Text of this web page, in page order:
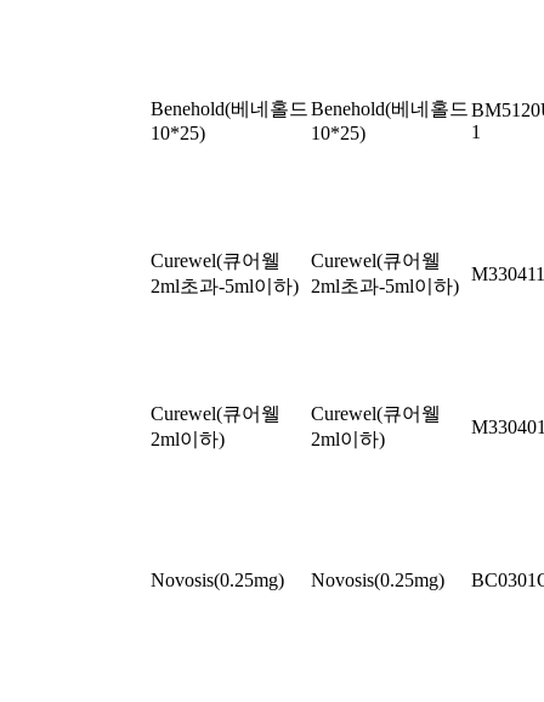
Benehold(베네홀드
10*25)
Benehold(베네홀드
10*25)
1
Curewel(큐어웰
2ml초과-5ml이하)
Curewel(큐어웰
2ml초과-5ml이하)
Curewel(큐어웰
2ml이하)
Curewel(큐어웰
2ml이하)
Novosis(0.25mg) Novosis(0.25mg)